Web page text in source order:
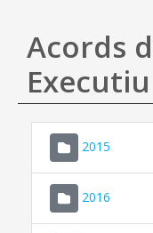
Acords
Executiu
2015
2016